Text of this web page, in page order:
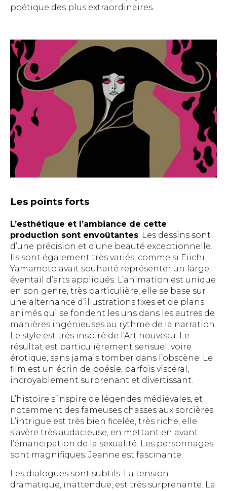
poétique des plus extraordinaires.
Les points forts
L’esthétique et l’ambiance de cette
production sont envoûtantes. Les dessins sont
d’une précision et d’une beauté exceptionnelle.
Ils sont également très variés, comme si Eiichi
Yamamoto avait souhaité représenter un large
éventail d’arts appliqués. L’animation est unique
en son genre, très particulière, elle se base sur
une alternance d’illustrations fixes et de plans
animés qui se fondent les uns dans les autres de
manières ingénieuses au rythme de la narration.
Le style est très inspiré de l’Art nouveau. Le
résultat est particulièrement sensuel, voire
érotique, sans jamais tomber dans l’obscène. Le
film est un écrin de poésie, parfois viscéral,
incroyablement surprenant et divertissant.
L’histoire s’inspire de légendes médiévales, et
notamment des fameuses chasses aux sorcières.
L’intrigue est très bien ficelée, très riche, elle
s’avère très audacieuse, en mettant en avant
l’émancipation de la sexualité. Les personnages
sont magnifiques. Jeanne est fascinante.
Les dialogues sont subtils. La tension
dramatique, inattendue, est très surprenante. La